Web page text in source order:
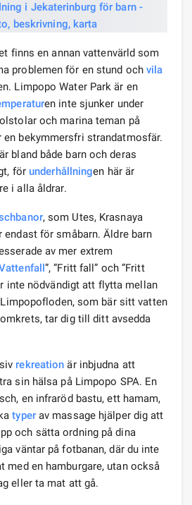
finns en annan vattenvärld som
problemen för en stund och vila
Limpopo Water Park är en
en inte sjunker under
och marina teman på
en bekymmersfri strandatmosfär.
bland både barn och deras
förunderhållningen här är
i alla åldrar.
, som Utes, Krasnaya
endast för småbarn. Äldre barn
av mer extrem
”, ”Fritt fall” och ”Fritt
inte nödvändigt att flytta mellan
som bär sitt vatten
tar dig till ditt avsedda
rekreation är inbjudna att
sin hälsa på Limpopo SPA. En
en infraröd bastu, ett hamam,
typerav massage hjälper dig att
och sätta ordning på dina
väntar på fotbanan, där du inte
med en hamburgare, utan också
eller ta mat att gå.